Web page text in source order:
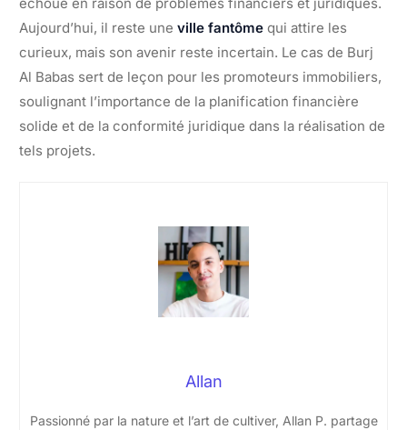
Aujourd’hui, il reste une ville fantôme qui attire les
curieux, mais son avenir reste incertain. Le cas de Burj
Al Babas sert de leçon pour les promoteurs immobiliers,
soulignant l’importance de la planification financière
solide et de la conformité juridique dans la réalisation de
tels projets.
Allan
Passionné par la nature et l’art de cultiver, Allan P. partage